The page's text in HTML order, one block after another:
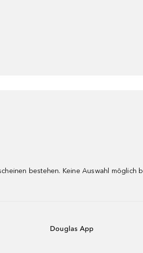
bestehen. Keine Auswahl möglich
Douglas App